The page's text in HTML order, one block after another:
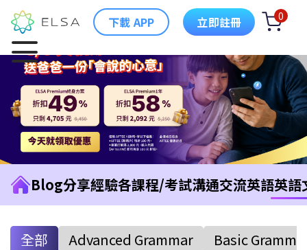
下載 APP 立即註冊 0
Blog分享經驗各課程/考試溝通交流英語英語
全部 Advanced Grammar Basic